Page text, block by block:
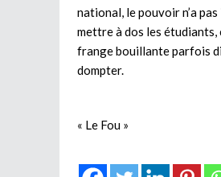
national, le pouvoir n’a
mettre à dos les étudiants,
frange bouillante parfois
dompter.
« Le Fou »